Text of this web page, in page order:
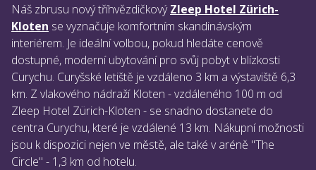
Náš zbrusu nový tříhvězdičkovýZleep Hotel Zürich-
Kloten se vyznačuje komfortním skandinávským
interiérem. Je ideální volbou, pokud hledáte cenově
dostupné, moderní ubytování pro svůj pobyt v blízkosti
Curychu. Curyšské letiště je vzdáleno 3 km a výstaviště 6,3
km. Z vlakového nádraží Kloten - vzdáleného 100 m od
Zleep Hotel Zürich-Kloten - se snadno dostanete do
centra Curychu, které je vzdálené 13 km. Nákupní možnosti
jsou k dispozici nejen ve městě, ale také v aréně "The
Circle" - 1,3 km od hotelu.